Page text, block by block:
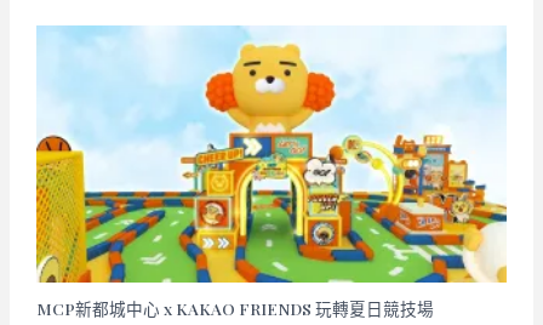
MCP新都城中心 x KAKAO FRIENDS 玩轉夏日競技場